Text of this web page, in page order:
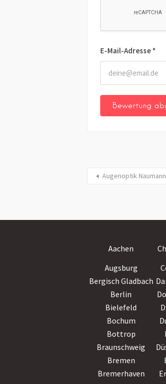
E-Mail-Adresse *
Augenoptik Naumann
Aachen
Augsburg
Bergisch Gladbach
Berlin
Bielefeld
Bochum
Bottrop
Braunschweig
Bremen
Bremerhaven